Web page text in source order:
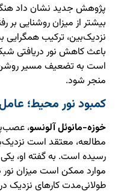
پژوهش جدید نشان داد
بیشتر از میزان روشنایی بر
نزدیک‌بین، ترکیب
باعث کاهش نور دریافتی
است به تضعیف مسیر روشن
منجر شود.
کمبود نور محیط؛
خوزه-مانوئل آلونسو،
مطالعه، معتقد است
رسیده است. به گفته او،
موارد ممکن است میزان نور
طولانی‌مدت کارهای نزدیک